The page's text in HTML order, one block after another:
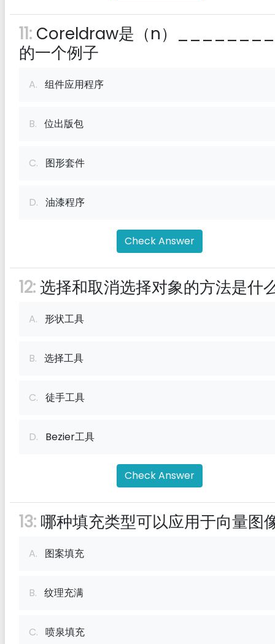
11: Coreldraw是（n）
的一个例子
A. 组件应用程序
B. 位出版包
C. 图形套件
D. 油漆程序
Check Answer
12:选择和取消选择对象的方法是什
A. 形状工具
B. 选择工具
C. 徒手工具
D. Bezier工具
Check Answer
13: 哪种填充类型可以应用于向量图
A. 图案填充
B. 纹理充满
C. 喷泉填充